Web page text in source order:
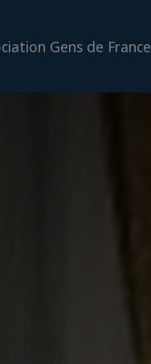
Gens de France